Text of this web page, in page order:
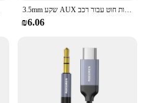
3.5mm שקע AUX זכר לנקבה מתאם כבל מאריך סטריאו כבל עם נפח בקרת אוזניות אוזניות חוט עבור רכב p9JD
₪6.06